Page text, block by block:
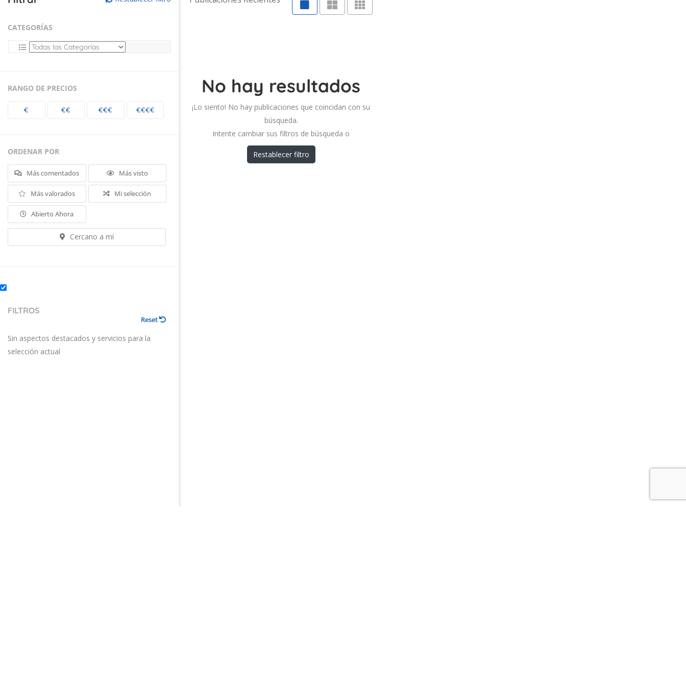
CATEGORÍAS
RANGO DE PRECIOS
€ €€ €€€ €€€€
ORDENAR POR
Más comentados Más visto
Más valorados Mi selección
Abierto Ahora
Cercano a mí
FILTROS
Reset
Sin aspectos destacados y servicios para la
selección actual
No hay resultados
¡Lo siento! No hay publicaciones que coincidan con su
búsqueda.
Intente cambiar sus filtros de búsqueda o
Restablecer filtro